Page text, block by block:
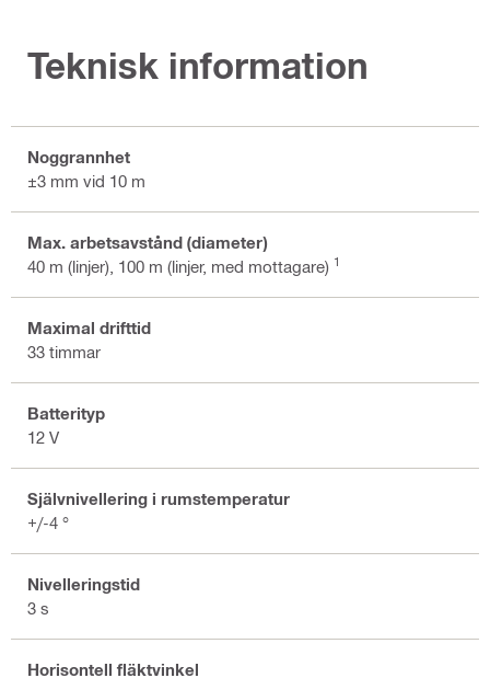
Teknisk information
Noggrannhet
±3 mm vid 10 m
Max. arbetsavstånd (diameter)
40 m (linjer), 100 m (linjer, med mottagare) 1
Maximal drifttid
33 timmar
Batterityp
12 V
Självnivellering i rumstemperatur
+/-4 °
Nivelleringstid
3 s
Horisontell fläktvinkel